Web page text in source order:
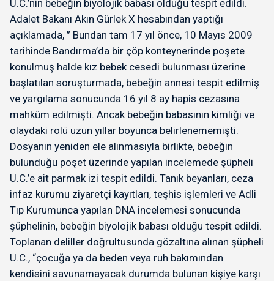
U.C.’nin bebeğin biyolojik babası olduğu tespit edildi.
Adalet Bakanı Akın Gürlek X hesabından yaptığı
açıklamada, ” Bundan tam 17 yıl önce, 10 Mayıs 2009
tarihinde Bandırma’da bir çöp konteynerinde poşete
konulmuş halde kız bebek cesedi bulunması üzerine
başlatılan soruşturmada, bebeğin annesi tespit edilmiş
ve yargılama sonucunda 16 yıl 8 ay hapis cezasına
mahkûm edilmişti. Ancak bebeğin babasının kimliği ve
olaydaki rolü uzun yıllar boyunca belirlenememişti.
Dosyanın yeniden ele alınmasıyla birlikte, bebeğin
bulunduğu poşet üzerinde yapılan incelemede şüpheli
U.C.’e ait parmak izi tespit edildi. Tanık beyanları, ceza
infaz kurumu ziyaretçi kayıtları, teşhis işlemleri ve Adli
Tıp Kurumunca yapılan DNA incelemesi sonucunda
şüphelinin, bebeğin biyolojik babası olduğu tespit edildi.
Toplanan deliller doğrultusunda gözaltına alınan şüpheli
U.C., “çocuğa ya da beden veya ruh bakımından
kendisini savunamayacak durumda bulunan kişiye karşı